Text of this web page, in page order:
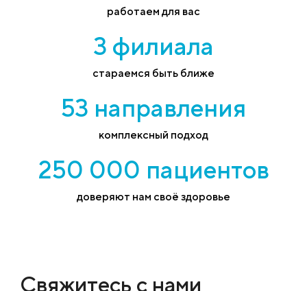
работаем для вас
3 филиала
стараемся быть ближе
53 направления
комплексный подход
250 000 пациентов
доверяют нам своё здоровье
Свяжитесь с нами